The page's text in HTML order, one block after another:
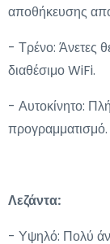
αποθήκευσης
- Τρένο: Άνετες
διαθέσιμο WiFi.
- Αυτοκίνητο:
προγραμματισμό.
Λεζάντα:
- Υψηλό: Πολύ